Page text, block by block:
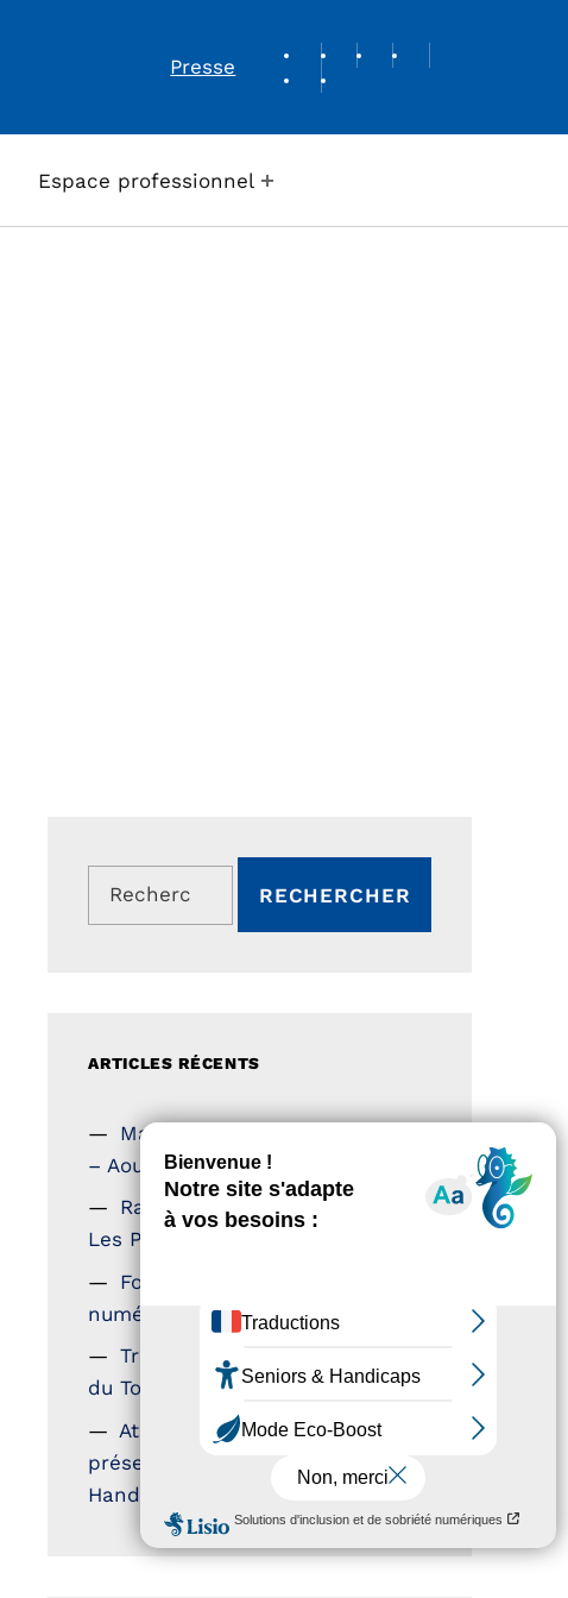
Presse
REVUE DE PRESSE
Espace professionnel
Rechercher :
ARTICLES RÉCENTS
Magazine Tourisme Accessible
– Aout 2026
Rallye Aicha des Gazelles –
Les Petillantes
Formation Communication
numérique
Trophées Horizons – Acteurs
du Tourisme Durable
Atout France – flyer
présentation label Tourisme &
Handicap